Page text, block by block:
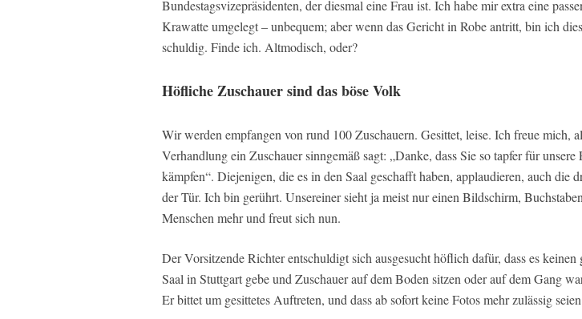
Bundestagsvizepräsidenten, der diesmal eine Frau ist. Ich habe mir extra eine
Krawatte umgelegt – unbequem; aber wenn das Gericht in Robe antritt, bin ich
schuldig. Finde ich. Altmodisch, oder?
Höfliche Zuschauer sind das böse Volk
Wir werden empfangen von rund 100 Zuschauern. Gesittet, leise. Ich freue mich,
Verhandlung ein Zuschauer sinngemäß sagt: „Danke, dass Sie so tapfer für unsere
kämpfen“. Diejenigen, die es in den Saal geschafft haben, applaudieren, auch die
der Tür. Ich bin gerührt. Unsereiner sieht ja meist nur einen Bildschirm,
Menschen mehr und freut sich nun.
Der Vorsitzende Richter entschuldigt sich ausgesucht höflich dafür, dass es keinen
Saal in Stuttgart gebe und Zuschauer auf dem Boden sitzen oder auf dem Gang
Er bittet um gesittetes Auftreten, und dass ab sofort keine Fotos mehr zulässig